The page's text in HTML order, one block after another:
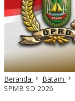
Beranda Batam
SPMB SD 2026